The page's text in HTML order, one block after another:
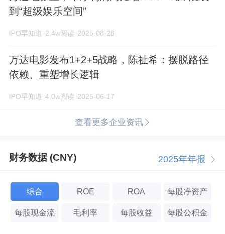
到“超级娱乐空间”
IPO早知道 2.4w阅读 2025-08-28
万达电影发布1+2+5战略，陈祉希：摆脱路径
依赖、重塑增长逻辑
IPO早知道 4.0w阅读 2025-06-17
查看更多企业资讯
财务数据 (CNY) 2025年年报
综合 ROE ROA 每股净资产
每股现金流 毛利率 每股收益 每股公积金